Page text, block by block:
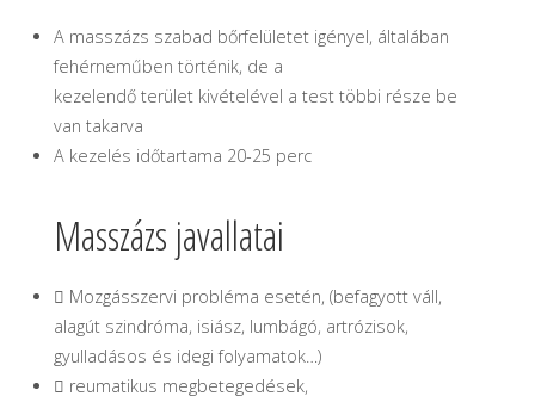
A masszázs szabad bőrfelületet igényel, általában
fehérneműben történik, de a
kezelendő terület kivételével a test többi része be
van takarva
A kezelés időtartama 20-25 perc
Masszázs javallatai
 Mozgásszervi probléma esetén, (befagyott váll,
alagút szindróma, isiász, lumbágó, artrózisok,
gyulladásos és idegi folyamatok…)
 reumatikus megbetegedések,